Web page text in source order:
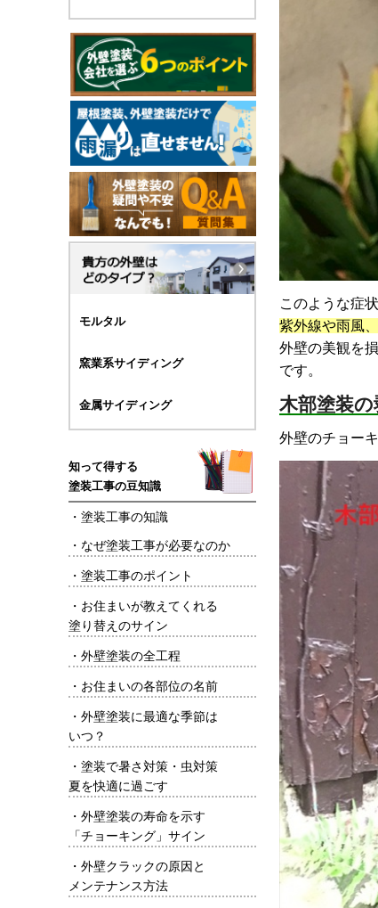
モルタル
窯業系サイディング
金属サイディング
知って得する
塗装工事の豆知識
・ 塗装工事の知識
・ なぜ塗装工事が必要なのか
・ 塗装工事のポイント
・ お住まいが教えてくれる
塗り替えのサイン
・ 外壁塗装の全工程
・ お住まいの各部位の名前
・ 外壁塗装に最適な季節は
いつ？
・ 塗装で暑さ対策・虫対策
夏を快適に過ごす
・ 外壁塗装の寿命を示す
「チョーキング」サイン
・ 外壁クラックの原因と
メンテナンス方法
このような症状
紫外線や雨風
外壁の美観を
です。
木部塗装
外壁のチョー